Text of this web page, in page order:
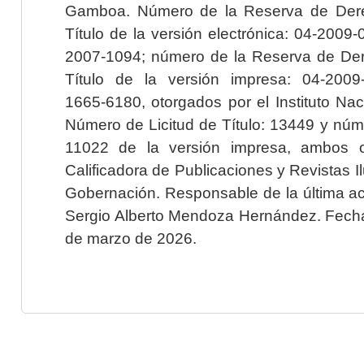
Gamboa. Número de la Reserva de
Título de la versión electrónica: 04-2009-
2007-1094; número de la Reserva de
Título de la versión impresa: 04-2009-
1665-6180, otorgados por el Instituto
Número de Licitud de Título: 13449 y
11022 de la versión impresa, ambos
Calificadora de Publicaciones y Revistas
Gobernación. Responsable de la última
Sergio Alberto Mendoza Hernández.
de marzo de 2026.